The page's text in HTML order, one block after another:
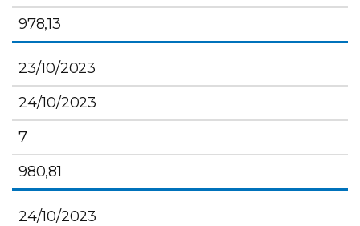
978,13
23/10/2023
24/10/2023
7
980,81
24/10/2023